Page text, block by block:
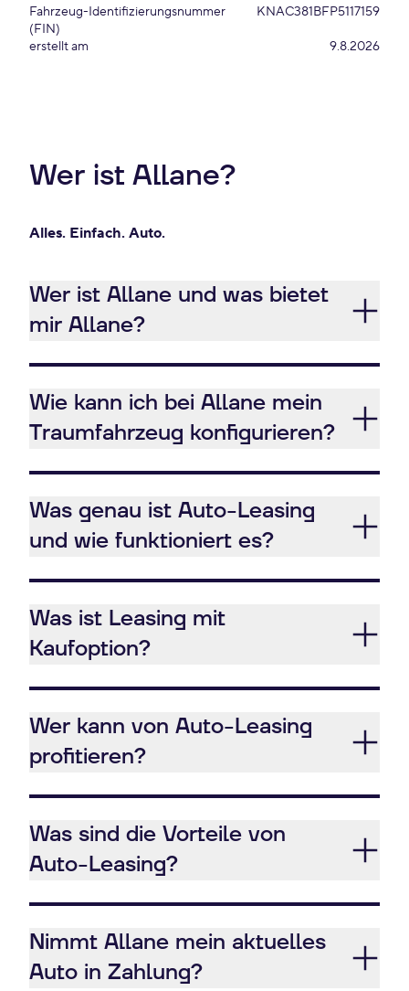
Fahrzeug-Identifizierungsnummer
(FIN)
KNAC381BFP5117159
erstellt am 9.8.2026
Wer ist Allane?
Alles. Einfach. Auto.
Wer ist Allane und was bietet
mir Allane?
Wie kann ich bei Allane mein
Traumfahrzeug konfigurieren?
Was genau ist Auto-Leasing
und wie funktioniert es?
Was ist Leasing mit
Kaufoption?
Wer kann von Auto-Leasing
profitieren?
Was sind die Vorteile von
Auto-Leasing?
Nimmt Allane mein aktuelles
Auto in Zahlung?